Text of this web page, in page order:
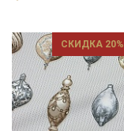
СКИДКА 20%